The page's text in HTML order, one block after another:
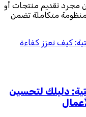
مجرد تقديم منتجات أو
متكاملة تضمن
كيف تعزز كفاءة
دليلك لتحسين